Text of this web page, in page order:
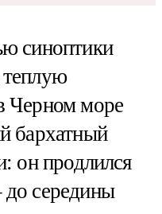
синоптики
теплую
Черном море
бархатный
он продлился
середины